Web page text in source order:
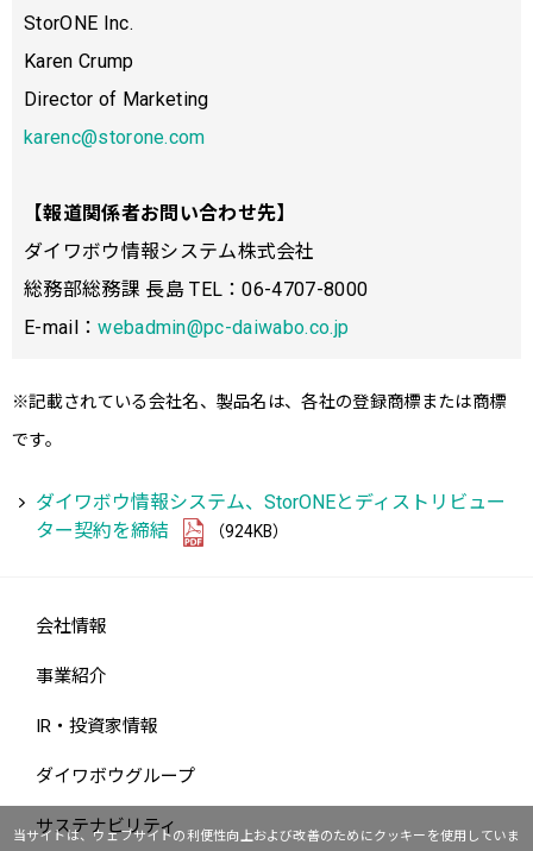
StorONE Inc.
Karen Crump
Director of Marketing
karenc@storone.com
【報道関係者お問い合わせ先】
ダイワボウ情報システム株式会社
総務部総務課 ⻑島 TEL：06-4707-8000
E-mail：webadmin@pc-daiwabo.co.jp
※記載されている会社名、製品名は、各社の登録商標または商標
です。
ダイワボウ情報システム、StorONEとディストリビュー
ター契約を締結
（924KB）
当サイトは、ウェブサイトの利便性向上および改善のためにクッキーを使用していま
会社情報
事業紹介
IR・投資家情報
ダイワボウグループ
サステナビリティ